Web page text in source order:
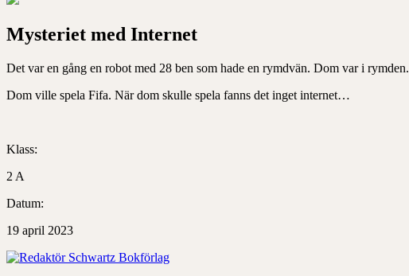
Mysteriet med Internet
Det var en gång en robot med 28 ben som hade en rymdvän. Dom var i rymden.
Dom ville spela Fifa. När dom skulle spela fanns det inget internet…
Klass:
2 A
Datum:
19 april 2023